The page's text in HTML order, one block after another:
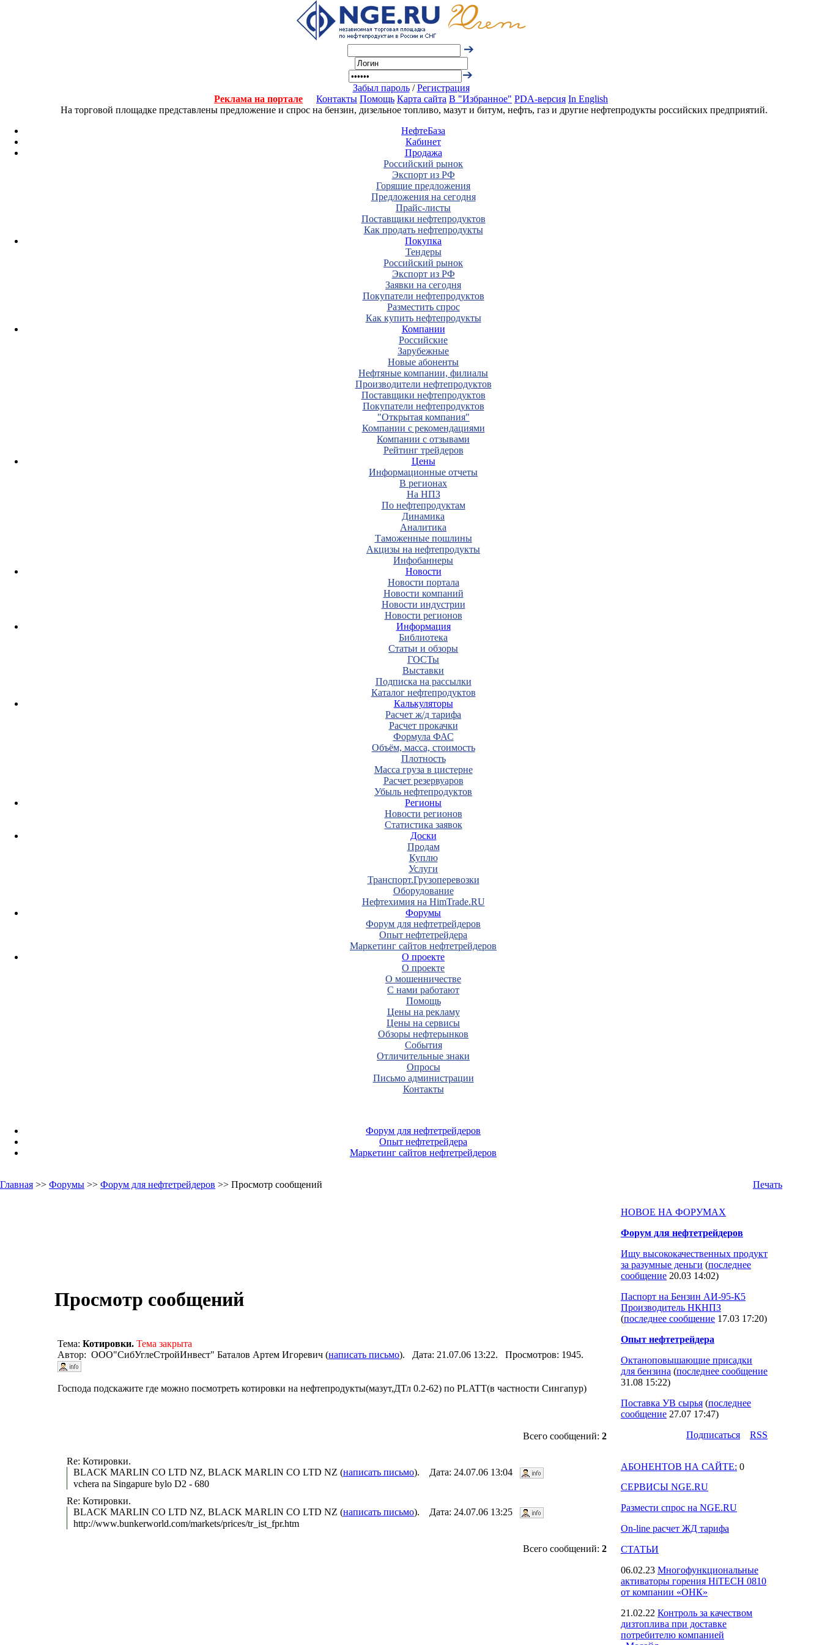
Забыл пароль/Регистрация
Реклама на портале
Контакты Помощь Карта сайта В "Избранное" PDA-версия In English
На торговой площадке представлены предложение и спрос на бензин, дизельное топливо, мазут и битум, нефть, газ и другие нефтепродукты российских предприятий.
НефтеБаза
Кабинет
Продажа
Российский рынок
Экспорт из РФ
Горящие предложения
Предложения на сегодня
Прайс-листы
Поставщики нефтепродуктов
Как продать нефтепродукты
Покупка
Тендеры
Российский рынок
Экспорт из РФ
Заявки на сегодня
Покупатели нефтепродуктов
Разместить спрос
Как купить нефтепродукты
Компании
Российские
Зарубежные
Новые абоненты
Нефтяные компании, филиалы
Производители нефтепродуктов
Поставщики нефтепродуктов
Покупатели нефтепродуктов
"Открытая компания"
Компании с рекомендациями
Компании с отзывами
Рейтинг трейдеров
Цены
Информационные отчеты
В регионах
На НПЗ
По нефтепродуктам
Динамика
Аналитика
Таможенные пошлины
Акцизы на нефтепродукты
Инфобаннеры
Новости
Новости портала
Новости компаний
Новости индустрии
Новости регионов
Информация
Библиотека
Статьи и обзоры
ГОСТы
Выставки
Подписка на рассылки
Каталог нефтепродуктов
Калькуляторы
Расчет ж/д тарифа
Расчет прокачки
Формула ФАС
Объём, масса, стоимость
Плотность
Масса груза в цистерне
Расчет резервуаров
Убыль нефтепродуктов
Регионы
Новости регионов
Статистика заявок
Доски
Продам
Куплю
Услуги
Транспорт.Грузоперевозки
Оборудование
Нефтехимия на HimTrade.RU
Форумы
Форум для нефтетрейдеров
Опыт нефтетрейдера
Маркетинг сайтов нефтетрейдеров
О проекте
О проекте
О мошенничестве
С нами работают
Помощь
Цены на рекламу
Цены на сервисы
Обзоры нефтерынков
События
Отличительные знаки
Опросы
Письмо администрации
Контакты
Форум для нефтетрейдеров
Опыт нефтетрейдера
Маркетинг сайтов нефтетрейдеров
Главная >> Форумы >> Форум для нефтетрейдеров >> Просмотр сообщений Печать
Просмотр сообщений
Тема: Котировки. Тема закрыта
Автор: ООО"СибУглеСтройИнвест" Баталов Артем Игоревич (написать письмо). Дата: 21.07.06 13:22. Просмотров: 1945.
Господа подскажите где можно посмотреть котировки на нефтепродукты(мазут,ДТл 0.2-62) по PLATT(в частности Сингапур)
Всего сообщений: 2
Re: Котировки.
BLACK MARLIN CO LTD NZ, BLACK MARLIN CO LTD NZ (написать письмо). Дата: 24.07.06 13:04
vchera na Singapure bylo D2 - 680
Re: Котировки.
BLACK MARLIN CO LTD NZ, BLACK MARLIN CO LTD NZ (написать письмо). Дата: 24.07.06 13:25
http://www.bunkerworld.com/markets/prices/tr_ist_fpr.htm
Всего сообщений: 2
НОВОЕ НА ФОРУМАХ
Форум для нефтетрейдеров
Ищу высококачественных продукт
за разумные деньги (последнее
сообщение 20.03 14:02)
Паспорт на Бензин АИ-95-К5
Производитель НКНПЗ
(последнее сообщение 17.03 17:20)
Опыт нефтетрейдера
Октаноповышающие присадки
для бензина (последнее сообщение
31.08 15:22)
Поставка УВ сырья (последнее
сообщение 27.07 17:47)
Подпиcаться
RSS
АБОНЕНТОВ НА САЙТЕ: 0
СЕРВИСЫ NGE.RU
Размести спрос на NGE.RU
On-line расчет ЖД тарифа
СТАТЬИ
06.02.23 Многофункциональные
активаторы горения HiTECH 0810
от компании «ОНК»
21.02.22 Контроль за качеством
дизтоплива при доставке
потребителю компанией